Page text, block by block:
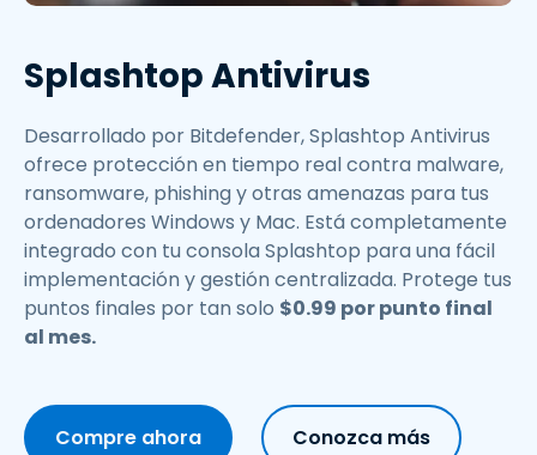
Splashtop Antivirus
Desarrollado por Bitdefender, Splashtop Antivirus
ofrece protección en tiempo real contra malware,
ransomware, phishing y otras amenazas para tus
ordenadores Windows y Mac. Está completamente
integrado con tu consola Splashtop para una fácil
implementación y gestión centralizada. Protege tus
puntos finales por tan solo $0.99 por punto final
al mes.
Compre ahora Conozca más